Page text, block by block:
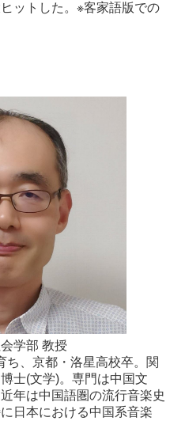
ットした。※客家語版での
学部 教授
ち、京都・洛星高校卒。関
士(文学)。専門は中国文
年は中国語圏の流行音楽史
日本における中国系音楽